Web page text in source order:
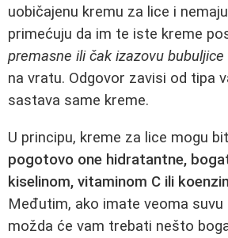
uobičajenu kremu za lice i
primećuju da im te iste kreme
premasne ili čak izazovu
na vratu. Odgovor zavisi od tipa
sastava same kreme.
U principu, kreme za lice mogu
pogotovo one hidratantne,
kiselinom, vitaminom C ili
Međutim, ako imate veoma suvu
možda će vam trebati nešto